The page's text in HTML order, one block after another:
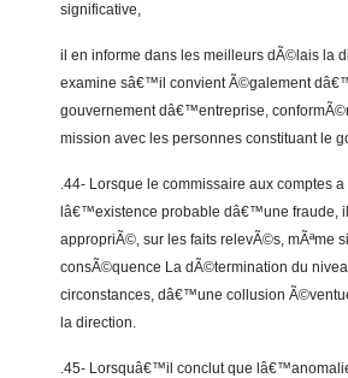
significative,
il en informe dans les meilleurs dÃ©lais la
examine sâ€™il convient Ã©galement
gouvernement dâ€™entreprise,
mission avec les personnes constituant le
.44- Lorsque le commissaire aux comptes
lâ€™existence probable dâ€™une fraude,
appropriÃ©, sur les faits relevÃ©s, mÃªme
consÃ©quence La dÃ©termination du
circonstances, dâ€™une collusion
la direction.
.45- Lorsquâ€™il conclut que